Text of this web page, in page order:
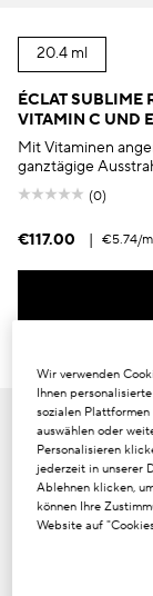
20.4 ml
ÉCLAT SUBLIME
VITAMIN C UND E
Mit Vitaminen
ganztägige
(0)
€117.00 | €5.74/
BEST SELLER
Wir verwenden
Ihnen
sozialen
auswählen oder
Personalisieren
jederzeit in unserer
Ablehnen klicken,
können Ihre
Website auf